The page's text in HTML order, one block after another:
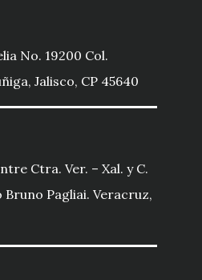
No. 19200 Col.
Jalisco, CP 45640
Ctra. Ver. – Xal. y C.
Pagliai. Veracruz,